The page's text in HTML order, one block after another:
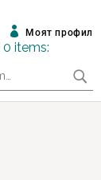
 Моят профил
0 items: